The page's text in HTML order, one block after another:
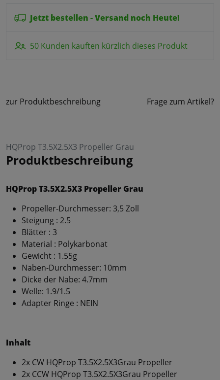
Jetzt bestellen - Versand noch Heute!
50 Kunden kauften kürzlich dieses Produkt
zur Produktbeschreibung Frage zum Artikel?
HQProp T3.5X2.5X3 Propeller Grau
Produktbeschreibung
HQProp T3.5X2.5X3 Propeller Grau
Propeller-Durchmesser: 3,5 Zoll
Steigung : 2.5
Blätter : 3
Material : Polykarbonat
Gewicht : 1.55g
Naben-Durchmesser: 10mm
Dicke der Nabe: 4.7mm
Welle: 1.9/1.5
Adapter Ringe : NEIN
Inhalt
2x CW HQProp T3.5X2.5X3Grau Propeller
2x CCW HQProp T3.5X2.5X3Grau Propeller